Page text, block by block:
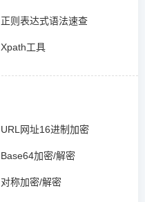
正则表达式语法速查
Xpath工具
URL网址16进制加密
Base64加密/解密
对称加密/解密